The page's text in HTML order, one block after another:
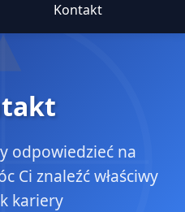
Kontakt
odpowiedzieć na
Ci znaleźć właściwy
kariery